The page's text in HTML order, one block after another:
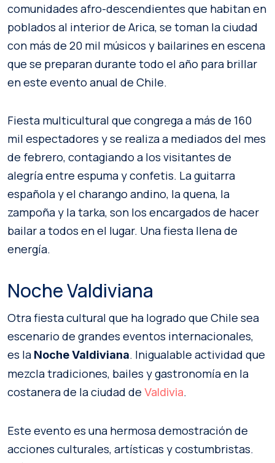
comunidades afro-descendientes que habitan en
poblados al interior de Arica, se toman la ciudad
con más de 20 mil músicos y bailarines en escena
que se preparan durante todo el año para brillar
en este evento anual de Chile.
Fiesta multicultural que congrega a más de 160
mil espectadores y se realiza a mediados del mes
de febrero, contagiando a los visitantes de
alegría entre espuma y confetis. La guitarra
española y el charango andino, la quena, la
zampoña y la tarka, son los encargados de hacer
bailar a todos en el lugar. Una fiesta llena de
energía.
Noche Valdiviana
Otra fiesta cultural que ha logrado que Chile sea
escenario de grandes eventos internacionales,
es la Noche Valdiviana. Inigualable actividad que
mezcla tradiciones, bailes y gastronomía en la
costanera de la ciudad de Valdivia.
Este evento es una hermosa demostración de
acciones culturales, artísticas y costumbristas.